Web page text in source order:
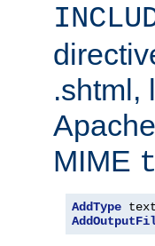
.shtml,
MIME
AddType text